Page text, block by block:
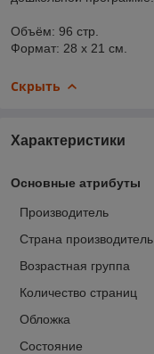
Объём: 96 стр.
Формат: 28 x 21 см.
Скрыть
Характеристики
Основные атрибуты
Производитель
Страна производитель
Возрастная группа
Количество страниц
Обложка
Состояние